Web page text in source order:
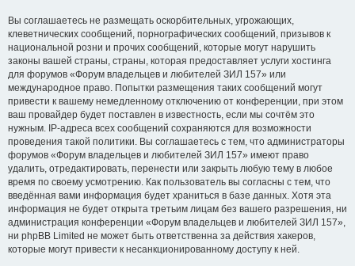
Вы соглашаетесь не размещать оскорбительных, угрожающих,
клеветнических сообщений, порнографических сообщений, призывов к
национальной розни и прочих сообщений, которые могут нарушить
законы вашей страны, страны, которая предоставляет услуги хостинга
для форумов «Форум владельцев и любителей ЗИЛ 157» или
международное право. Попытки размещения таких сообщений могут
привести к вашему немедленному отключению от конференции, при этом
ваш провайдер будет поставлен в известность, если мы сочтём это
нужным. IP-адреса всех сообщений сохраняются для возможности
проведения такой политики. Вы соглашаетесь с тем, что администраторы
форумов «Форум владельцев и любителей ЗИЛ 157» имеют право
удалить, отредактировать, перенести или закрыть любую тему в любое
время по своему усмотрению. Как пользователь вы согласны с тем, что
введённая вами информация будет храниться в базе данных. Хотя эта
информация не будет открыта третьим лицам без вашего разрешения, ни
администрация конференции «Форум владельцев и любителей ЗИЛ 157»,
ни phpBB Limited не может быть ответственна за действия хакеров,
которые могут привести к несанкционированному доступу к ней.